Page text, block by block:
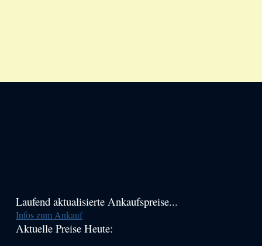
Haupt-
Sidebar
Laufend aktualisierte Ankaufspreise...
Infos zum Ankauf
Aktuelle Preise Heute: